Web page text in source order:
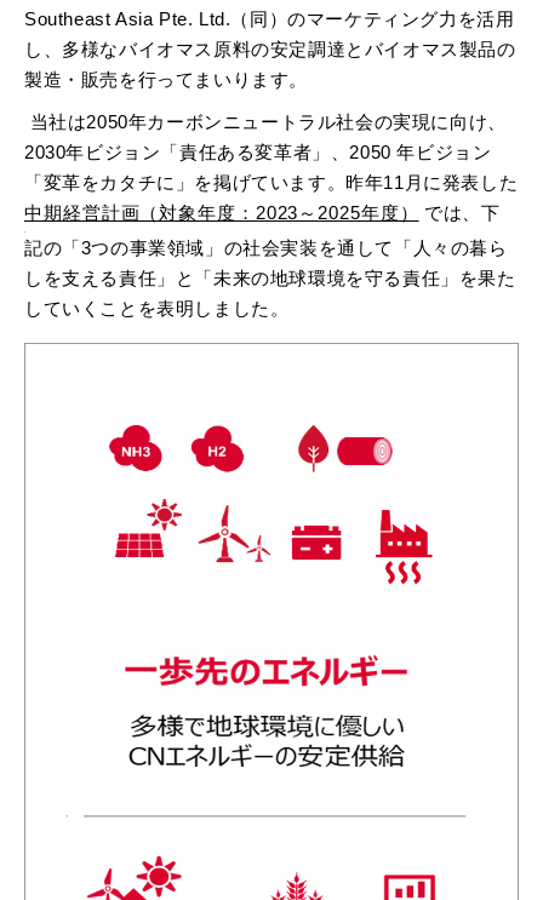
Southeast Asia Pte. Ltd.（同）のマーケティング力を活用
し、多様なバイオマス原料の安定調達とバイオマス製品の
製造・販売を行ってまいります。
当社は2050年カーボンニュートラル社会の実現に向け、
2030年ビジョン「責任ある変革者」、2050 年ビジョン
「変革をカタチに」を掲げています。昨年11月に発表した
中期経営計画（対象年度：2023～2025年度）
では、下
記の「3つの事業領域」の社会実装を通して「人々の暮ら
しを支える責任」と「未来の地球環境を守る責任」を果た
していくことを表明しました。